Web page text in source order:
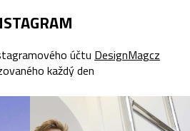
účtu DesignMagcz
každý den